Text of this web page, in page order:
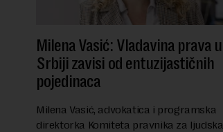
Milena Vasić: Vladavina prava u
Srbiji zavisi od entuzijastičnih
pojedinaca
Milena Vasić, advokatica i programska
direktorka Komiteta pravnika za ljudska